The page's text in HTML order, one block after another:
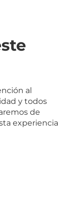
al
y todos
de
experiencia